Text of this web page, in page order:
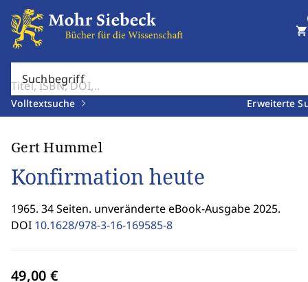
Suchbegriff
Volltextsuche Erweiterte
shopping_cart
Gert Hummel
Konfirmation heute
1965. 34 Seiten. unveränderte eBook-Ausgabe 2025.
DOI 10.1628/978-3-16-169585-8